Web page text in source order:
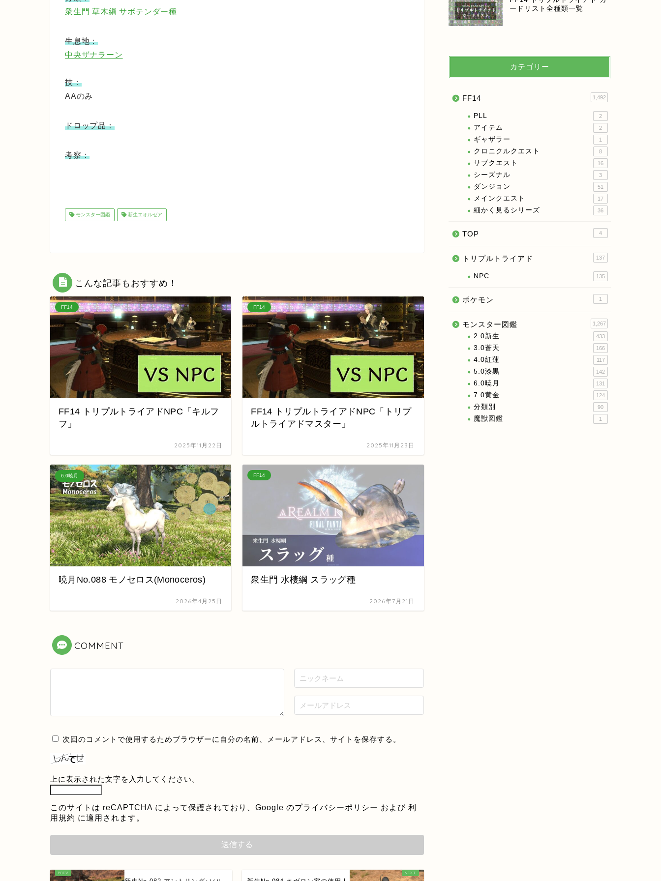
衆生門 草木綱 サボテンダー種
生息地：
中央ザナラーン
技：
AAのみ
ドロップ品：
考察：
モンスター図鑑 新生エオルゼア
こんな記事もおすすめ！
FF14
FF14 トリプルトライアドNPC「キルフ
フ」
2025年11月22日
FF14
FF14 トリプルトライアドNPC「トリプ
ルトライアドマスター」
2025年11月23日
6.0暁月
暁月No.088 モノセロス(Monoceros)
2026年4月25日
FF14
衆生門 水棲綱 スラッグ種
2026年7月21日
COMMENT
次回のコメントで使用するためブラウザーに自分の名前、メールアドレス、サイトを保存する。
上に表示された文字を入力してください。
このサイトは reCAPTCHA によって保護されており、Google のプライバシーポリシー および 利
用規約 に適用されます。
ードリスト全種類一覧
カテゴリー
FF14 1,492
PLL 2
アイテム 2
ギャザラー 1
クロニクルクエスト 8
サブクエスト 16
シーズナル 3
ダンジョン 51
メインクエスト 17
細かく見るシリーズ 36
TOP 4
トリプルトライアド 137
NPC 135
ポケモン 1
モンスター図鑑 1,267
2.0新生 433
3.0蒼天 166
4.0紅蓮 117
5.0漆黒 142
6.0暁月 131
7.0黄金 124
分類別 90
魔獣図鑑 1